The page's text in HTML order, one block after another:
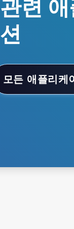
관련
션
모든 애플리케